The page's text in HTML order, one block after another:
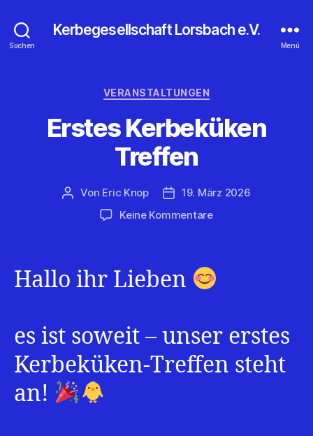
Suchen
Kerbegesellschaft Lorsbach e.V.
Menü
Kategorien
VERANSTALTUNGEN
Erstes Kerbeküken
Treffen
Beitragsautor
Von Eric Knop Veröffentlichungsdatum
19. März 2026
Keine Kommentarezu
Hallo ihr Lieben
es ist soweit – unser erstes
Kerbeküken-Treffen steht
an!